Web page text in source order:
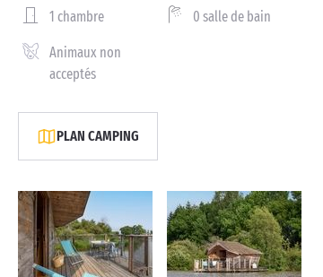
1 chambre 0 salle de bain
Animaux non
acceptés
PLAN CAMPING